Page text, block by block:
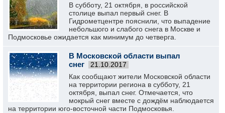
В субботу, 21 октября, в российской
столице выпал первый снег. В
Гидрометцентре пояснили, что выпадение
небольшого и слабого снега в Москве и
Подмосковье ожидается как минимум до четверга.
В Московской области выпал
снег
21.10.2017
Как сообщают жители Московской области
на территории региона в субботу, 21
октября, выпал снег. Отмечается, что
мокрый снег вместе с дождём наблюдается
на территории юго-восточной части Подмосковья.